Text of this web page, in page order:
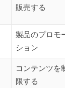
販売する
製品のプロモ
ション
コンテンツを
限する